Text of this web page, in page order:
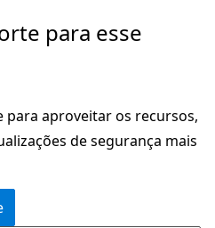
para esse
para aproveitar os recursos,
de segurança mais